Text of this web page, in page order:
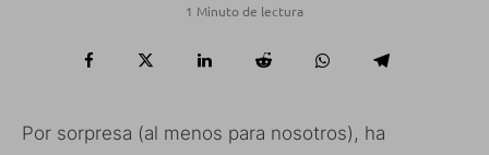
1 Minuto de lectura
Por sorpresa (al menos para nosotros), ha